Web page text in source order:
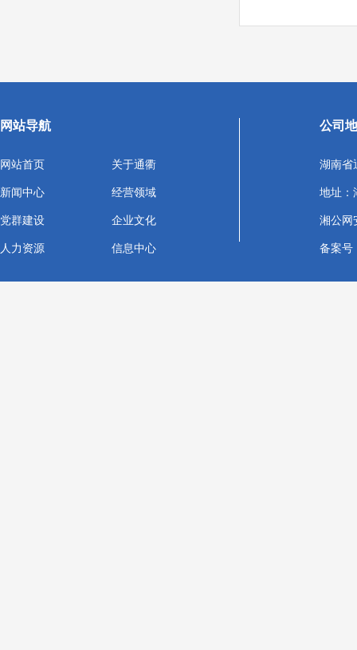
网站导航
网站首页 关于通衢
新闻中心 经营领域
党群建设 企业文化
人力资源 信息中心
公司
湖南省
地址：
湘公网
备案